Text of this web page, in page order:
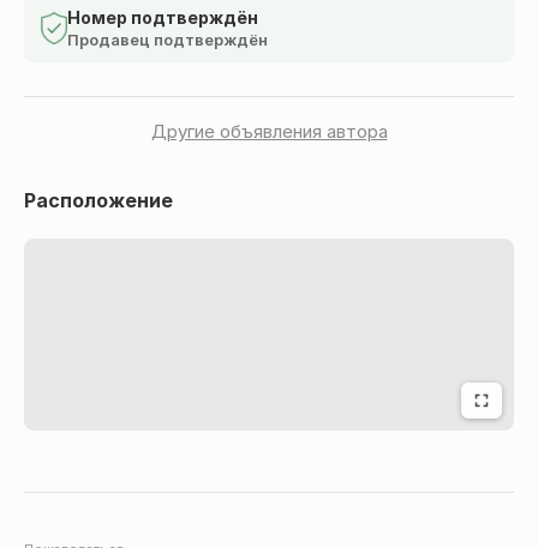
Номер подтверждён
Продавец подтверждён
Другие объявления автора
для тех, кто ценит комфорт и любит выделяться даже
в деталях.
Эффектный принт с забавными акулами — добавит
настроения с самого утра. Свободный крой не
отдыха.
Расположение